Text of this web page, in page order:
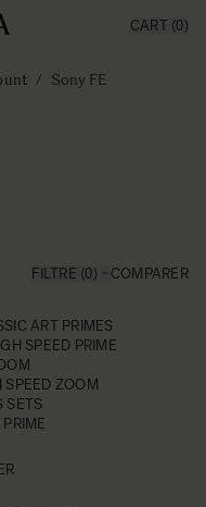
CART (0)
/ Sony FE
FILTRE (0) COMPARER
ART PRIMES
SPEED PRIME
SPEED ZOOM
SETS